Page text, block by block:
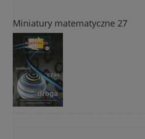
Miniatury matematyczne 27